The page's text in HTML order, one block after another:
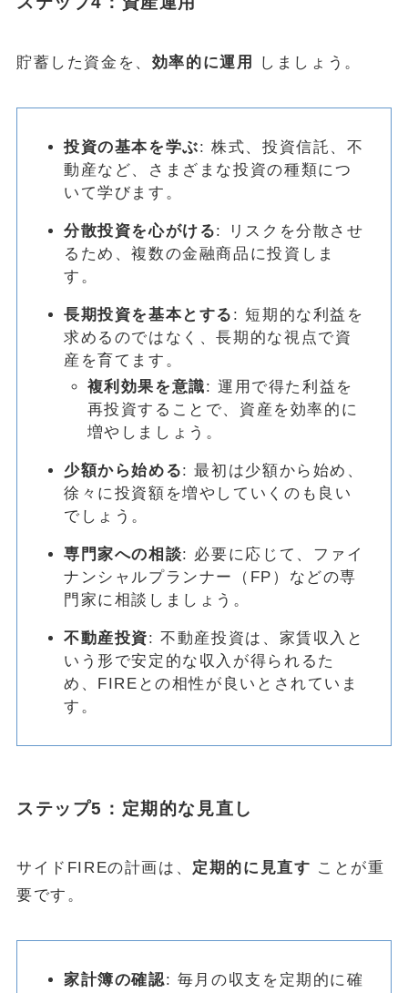
貯蓄した資金を、 効率的に運用 しましょう。
投資の基本を学ぶ: 株式、投資信託、不
動産など、さまざまな投資の種類につ
いて学びます。
分散投資を心がける: リスクを分散させ
るため、複数の金融商品に投資しま
す。
長期投資を基本とする : 短期的な利益を
求めるのではなく、長期的な視点で資
産を育てます。
複利効果を意識: 運用で得た利益を
再投資することで、資産を効率的に
増やしましょう。
少額から始める: 最初は少額から始め、
徐々に投資額を増やしていくのも良い
でしょう。
専門家への相談: 必要に応じて、ファイ
ナンシャルプランナー（FP）などの専
門家に相談しましょう。
不動産投資: 不動産投資は、家賃収入と
いう形で安定的な収入が得られるた
め、FIREとの相性が良いとされていま
す。
ステップ5：定期的な見直し
サイドFIREの計画は、 定期的に見直す ことが重
要です。
家計簿の確認: 毎月の収支を定期的に確